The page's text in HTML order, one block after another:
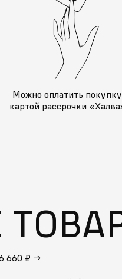
Можно оплатить покупку
картой рассрочки
660 ₽ →